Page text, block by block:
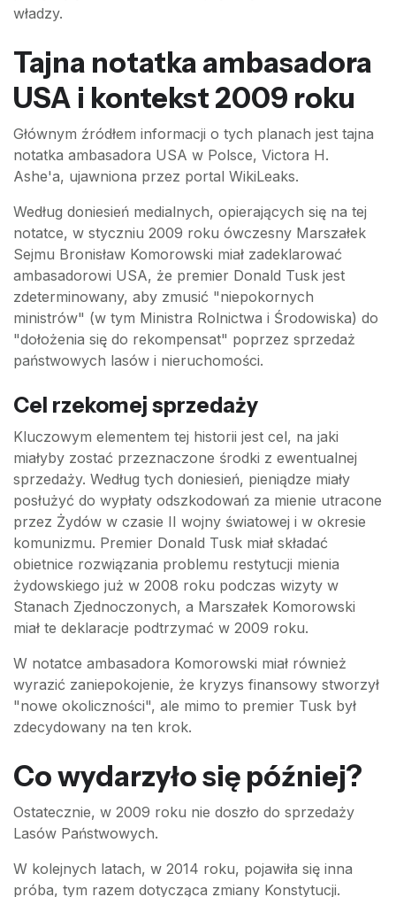
władzy.
Tajna notatka ambasadora
USA i kontekst 2009 roku
Głównym źródłem informacji o tych planach jest tajna
notatka ambasadora USA w Polsce, Victora H.
Ashe'a, ujawniona przez portal WikiLeaks.
Według doniesień medialnych, opierających się na tej
notatce, w styczniu 2009 roku ówczesny Marszałek
Sejmu Bronisław Komorowski miał zadeklarować
ambasadorowi USA, że premier Donald Tusk jest
zdeterminowany, aby zmusić "niepokornych
ministrów" (w tym Ministra Rolnictwa i Środowiska) do
"dołożenia się do rekompensat" poprzez sprzedaż
państwowych lasów i nieruchomości.
Cel rzekomej sprzedaży
Kluczowym elementem tej historii jest cel, na jaki
miałyby zostać przeznaczone środki z ewentualnej
sprzedaży. Według tych doniesień, pieniądze miały
posłużyć do wypłaty odszkodowań za mienie utracone
przez Żydów w czasie II wojny światowej i w okresie
komunizmu. Premier Donald Tusk miał składać
obietnice rozwiązania problemu restytucji mienia
żydowskiego już w 2008 roku podczas wizyty w
Stanach Zjednoczonych, a Marszałek Komorowski
miał te deklaracje podtrzymać w 2009 roku.
W notatce ambasadora Komorowski miał również
wyrazić zaniepokojenie, że kryzys finansowy stworzył
"nowe okoliczności", ale mimo to premier Tusk był
zdecydowany na ten krok.
Co wydarzyło się później?
Ostatecznie, w 2009 roku nie doszło do sprzedaży
Lasów Państwowych.
W kolejnych latach, w 2014 roku, pojawiła się inna
próba, tym razem dotycząca zmiany Konstytucji.